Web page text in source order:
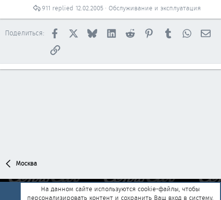
Обслуживание и эксплуатация
12.02.2005
911
Поделиться: Facebook BlueskyLinkedInReddit PinterestTumblr
Ссылка
Москва
На данном сайте используются cookie-файлы, чтобы
персонализировать контент и сохранить Ваш вход в систему,